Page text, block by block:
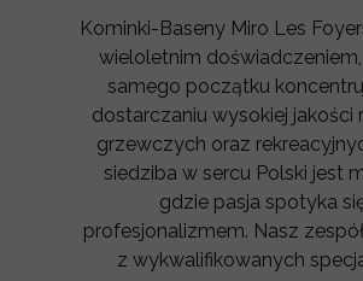
Kominki-Baseny Miro Les
wieloletnim
samego początku
dostarczaniu wysokiej jakości
grzewczych oraz
siedziba w sercu Polski jest
gdzie pasja spotyka
profesjonalizmem. Nasz
z wykwalifikowanych